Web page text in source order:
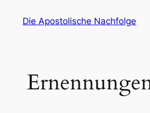
InhaltDie Apostolische Nachfolge